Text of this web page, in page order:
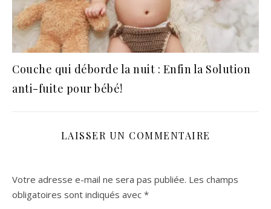
Couche qui déborde la nuit : Enfin la Solution
anti-fuite pour bébé!
LAISSER UN COMMENTAIRE
Votre adresse e-mail ne sera pas publiée. Les champs
obligatoires sont indiqués avec *